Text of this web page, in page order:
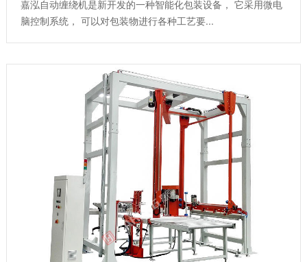
嘉泓自动缠绕机是新开发的一种智能化包装设备， 它采用微电
脑控制系统， 可以对包装物进行各种工艺要...